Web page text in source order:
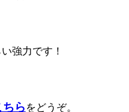
強力です！
ちら をどうぞ。